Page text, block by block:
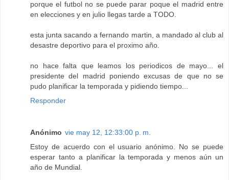
porque el futbol no se puede parar poque el madrid entre
en elecciones y en julio llegas tarde a TODO.
esta junta sacando a fernando martin, a mandado al club al
desastre deportivo para el proximo año.
no hace falta que leamos los periodicos de mayo... el
presidente del madrid poniendo excusas de que no se
pudo planificar la temporada y pidiendo tiempo...
Responder
Anónimo vie may 12, 12:33:00 p. m.
Estoy de acuerdo con el usuario anónimo. No se puede
esperar tanto a planificar la temporada y menos aún un
año de Mundial.